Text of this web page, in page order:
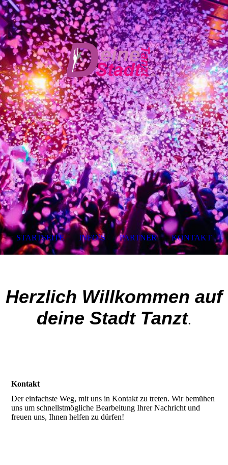
Herzlich Willkommen auf
deine Stadt Tanzt.
Kontakt
Der einfachste Weg, mit uns in Kontakt zu treten. Wir bemühen
uns um schnellstmögliche Bearbeitung Ihrer Nachricht und
freuen uns, Ihnen helfen zu dürfen!
STARTSEITE INFO`S PARTNER KONTAKT